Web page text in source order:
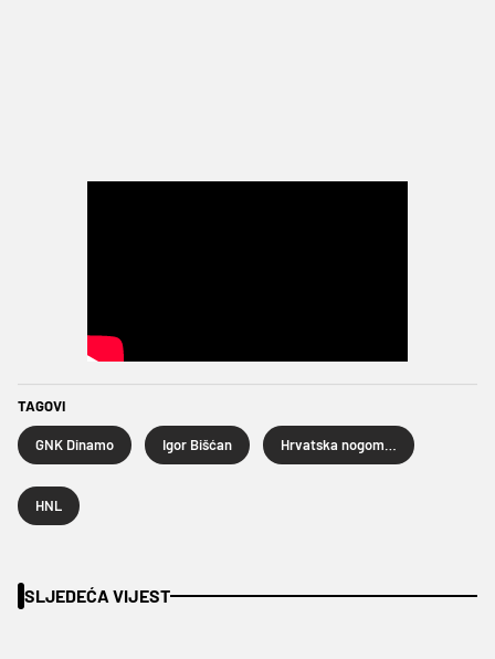
TAGOVI
GNK Dinamo Igor Bišćan
HNL
SLJEDEĆA VIJEST